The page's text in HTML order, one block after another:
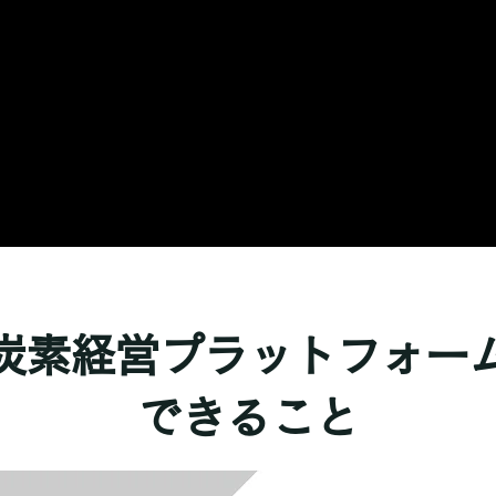
素経営プラットフォー
できること